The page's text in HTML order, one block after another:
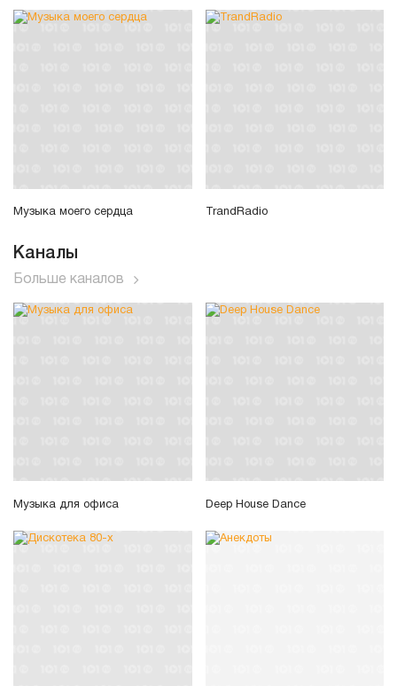
Музыка моего сердца TrandRadio
Каналы
Больше каналов
Музыка для офиса Deep House Dance